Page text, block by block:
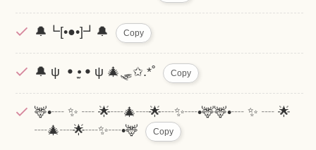
🔔┗[•●•]┛🔔 Copy
🔔 ψ ꔷ ⦁̫ ꔷ ψ 🎄🛷✩.*˚ Copy
🦌•┈ ✨ ┈ 🌟┈🎄┈🌟┈✨┈•🦌🦌•┈ ✨ ┈ 🌟
┈🎄┈🌟┈✨┈•🦌
Copy